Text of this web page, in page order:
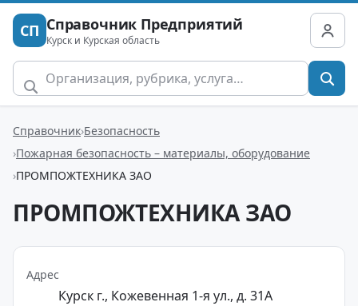
СП Справочник Предприятий
Курск и Курская область
Справочник Безопасность
Пожарная безопасность – материалы, оборудование
ПРОМПОЖТЕХНИКА ЗАО
ПРОМПОЖТЕХНИКА ЗАО
Адрес
Курск г., Кожевенная 1-я ул., д. 31А